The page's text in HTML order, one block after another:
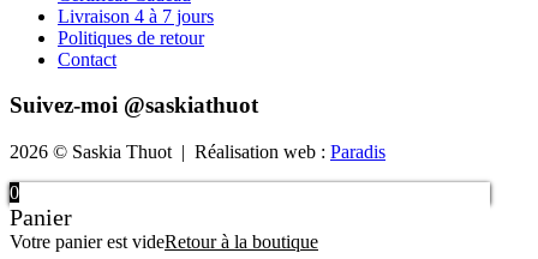
Livraison 4 à 7 jours
Politiques de retour
Contact
Suivez-moi @saskiathuot
2026 © Saskia Thuot | Réalisation web : Paradis
0
Panier
Votre panier est videRetour à la boutique